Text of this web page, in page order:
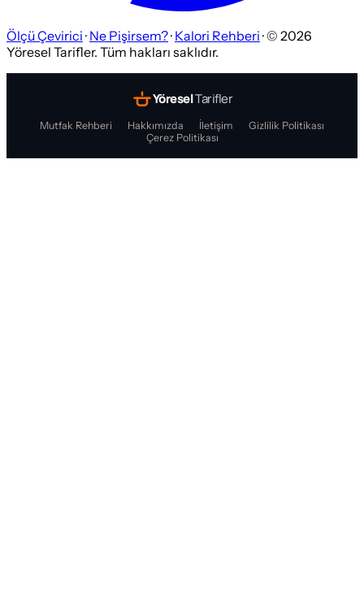
Ölçü Çevirici · Ne Pişirsem?· Kalori Rehberi · © 2026
Yöresel Tarifler. Tüm hakları saklıdır.
YöreselTarifler
Mutfak Rehberi Hakkımızda İletişim
Gizlilik Politikası
Çerez Politikası